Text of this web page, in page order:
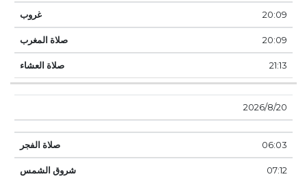
20:09
20:09
21:13
20‏‏/8‏‏/2026
06:03
07:12